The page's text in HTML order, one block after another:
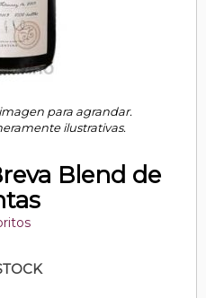
para agrandar.
ilustrativas.
Blend de